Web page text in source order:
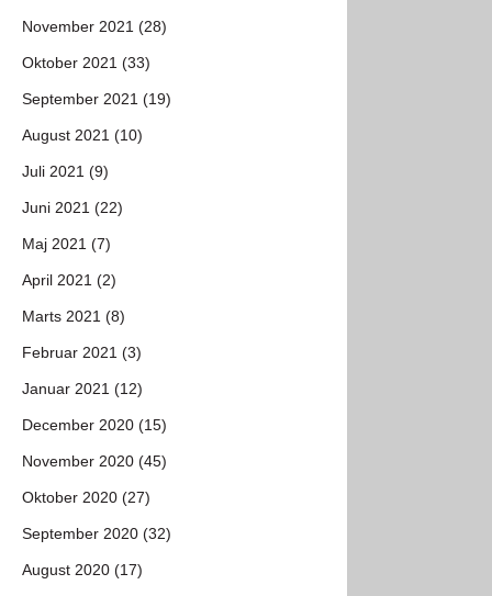
November 2021 (28)
Oktober 2021 (33)
September 2021 (19)
August 2021 (10)
Juli 2021 (9)
Juni 2021 (22)
Maj 2021 (7)
April 2021 (2)
Marts 2021 (8)
Februar 2021 (3)
Januar 2021 (12)
December 2020 (15)
November 2020 (45)
Oktober 2020 (27)
September 2020 (32)
August 2020 (17)